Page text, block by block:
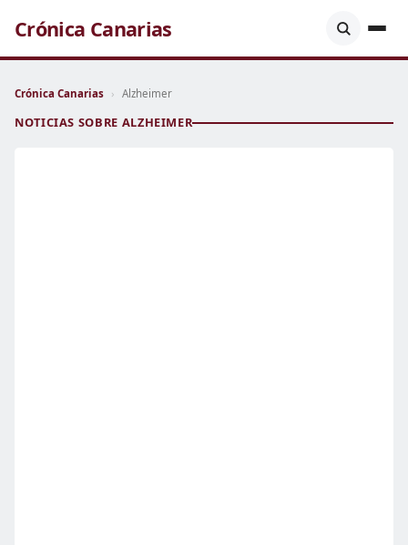
Crónica Canarias
Crónica Canarias › Alzheimer
NOTICIAS SOBRE ALZHEIMER